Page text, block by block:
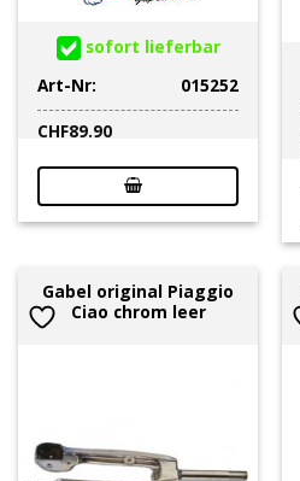
sofort lieferbar
Art-Nr:
015252
CHF89.90
Gabel original Piaggio
Ciao chrom leer